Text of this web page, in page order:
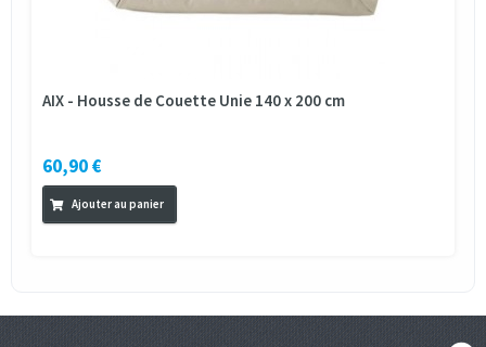
AIX - Housse de Couette Unie 140 x 200 cm
60,90 €
Ajouter au panier